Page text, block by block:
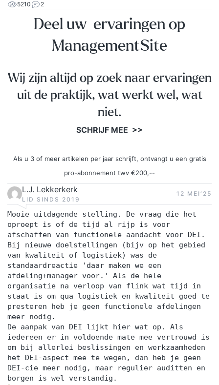
5210 2
Deel uw ervaringen op
ManagementSite
Wij zijn altijd op zoek naar ervaringen
uit de praktijk, wat werkt wel, wat
niet.
SCHRIJF MEE >>
Als u 3 of meer artikelen per jaar schrijft, ontvangt u een gratis
pro-abonnement twv €200,--
L.J. Lekkerkerk
LID SINDS 2019
12 MEI‘25
Mooie uitdagende stelling. De vraag die het
oproept is of de tijd al rijp is voor
afschaffen van functionele aandacht voor DEI.
Bij nieuwe doelstellingen (bijv op het gebied
van kwaliteit of logistiek) was de
standaardreactie 'daar maken we een
afdeling+manager voor.' Als de hele
organisatie na verloop van flink wat tijd in
staat is om qua logistiek en kwaliteit goed te
presteren heb je geen functionele afdelingen
meer nodig.
De aanpak van DEI lijkt hier wat op. Als
iedereen er in voldoende mate mee vertrouwd is
om bij allerlei beslissingen en werkzaamheden
het DEI-aspect mee te wegen, dan heb je geen
DEI-cie meer nodig, maar regulier auditten en
borgen is wel verstandig.